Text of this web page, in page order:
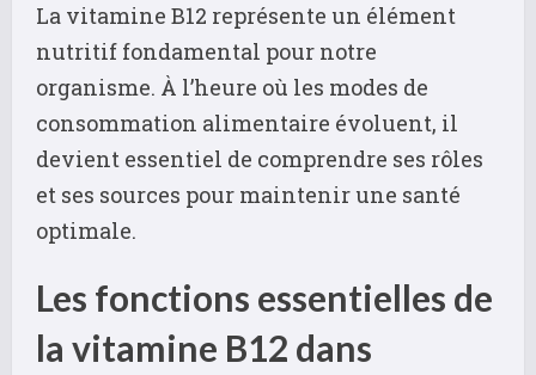
La vitamine B12 représente un élément
nutritif fondamental pour notre
organisme. À l’heure où les modes de
consommation alimentaire évoluent, il
devient essentiel de comprendre ses rôles
et ses sources pour maintenir une santé
optimale.
Les fonctions essentielles de
la vitamine B12 dans